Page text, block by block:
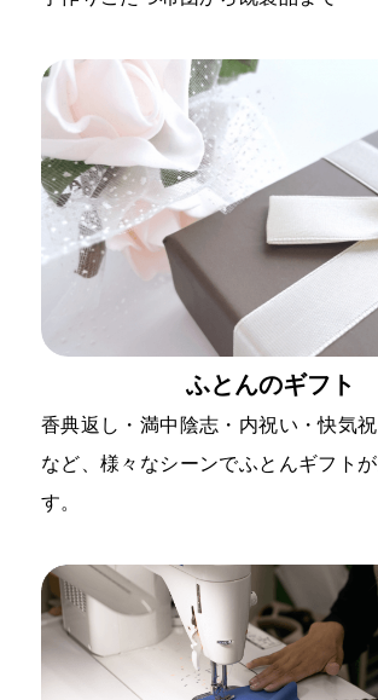
ふとんのギフト
香典返し・満中陰志・内祝い・快気
など、様々なシーンでふとんギフト
す。